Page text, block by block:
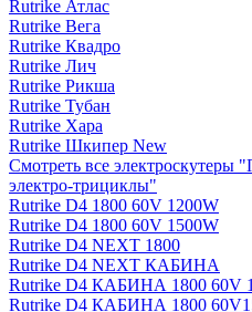
Rutrike Атлас
Rutrike Вега
Rutrike Квадро
Rutrike Лич
Rutrike Рикша
Rutrike Тубан
Rutrike Хара
Rutrike Шкипер New
Смотреть все электро­скутеры
электро‑трициклы"
Rutrike D4 1800 60V 1200W
Rutrike D4 1800 60V 1500W
Rutrike D4 NEXT 1800
Rutrike D4 NEXT КАБИНА
Rutrike D4 КАБИНА 1800 60V
Rutrike D4 КАБИНА 1800